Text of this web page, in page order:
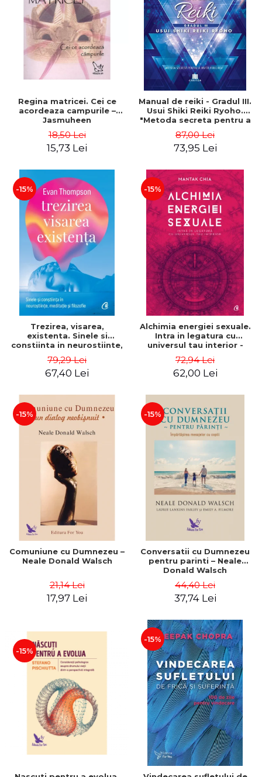
ADMINISTRATIVE
ȘTIINȚE ECONOMICE
ȘTIINȚE EXACTE
EDUCAȚIE FIZICĂ ȘI SPORT
PREUNIVERSITARIA
TIMP LIBER
ÎN CURS DE APARIȚIE
NOUTĂȚI
PACHETE DE STUDIU
PROMOȚIILE LUNII
ULTIMELE EXEMPLARE
Cum Cumpăr
Livrare
Politica de Retur
Formular de Retur
Distribuitori
Regina matricei. Cei ce
acordeaza campurile –
Jasmuheen
18,50 Lei
15,73 Lei
Manual de reiki - Gradul III.
Usui Shiki Reiki Ryoho.
"Metoda secreta pentru a
Mocanu
87,00 Lei
73,95 Lei
-15%
Trezirea, visarea,
existenta. Sinele si
constiinta in neurostiinte,
Thompson
79,29 Lei
67,40 Lei
-15%
Alchimia energiei sexuale.
Intra in legatura cu
universul tau interior -
72,94 Lei
62,00 Lei
-15%
Comuniune cu Dumnezeu –
Neale Donald Walsch
21,14 Lei
17,97 Lei
-15%
Conversatii cu Dumnezeu
pentru parinti – Neale
Donald Walsch
44,40 Lei
37,74 Lei
-15%
-15%